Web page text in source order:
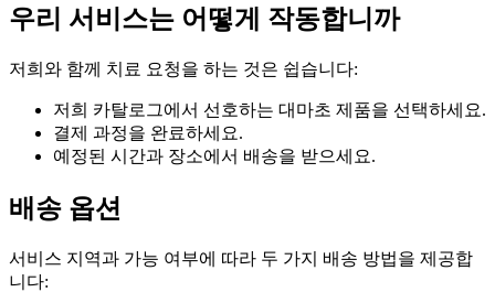
우리 서비스는 어떻게 작동합니까
저희와 함께 치료 요청을 하는 것은 쉽습니다:
저희 카탈로그에서 선호하는 대마초 제품을 선택하세요.
결제 과정을 완료하세요.
예정된 시간과 장소에서 배송을 받으세요.
배송 옵션
서비스 지역과 가능 여부에 따라 두 가지 배송 방법을 제공합
니다: